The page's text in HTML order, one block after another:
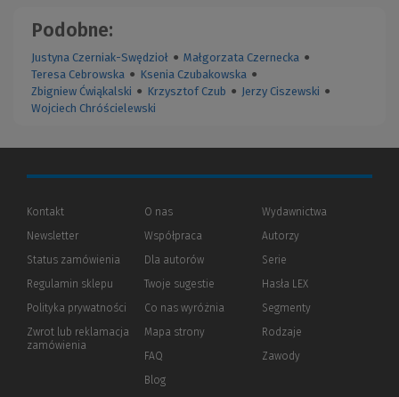
Podobne:
Justyna Czerniak-Swędzioł ● Małgorzata Czernecka ●
Teresa Cebrowska ● Ksenia Czubakowska ●
Zbigniew Ćwiąkalski ● Krzysztof Czub ● Jerzy Ciszewski ●
Wojciech Chróścielewski
Kontakt
Newsletter
Status zamówienia
Regulamin sklepu
Polityka prywatności (Nowe
(Link
innej
Zwrot lub reklamacja
zamówienia
O nas
Współpraca
Dla autorów(Nowe
(Link
innej
strony)
Twoje sugestie
Co nas wyróżnia
Mapa strony
FAQ
Blog
Wydawnictwa
Autorzy
Serie
Hasła LEX
Segmenty
Rodzaje
Zawody